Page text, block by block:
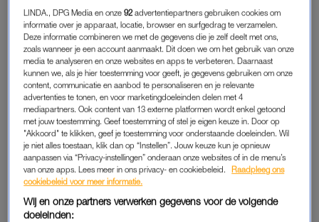
GABY: 'OMA WEET ZEKER DAT M'N
OVERLEDEN OPA DEZE MAN VOOR ME
GEFIXT HEEFT'
HOE DATE IK HET?
Misha: 'Het is oké om de tijd
te nemen om je break-up te
verwerken, zelfs als dat jaren
duurt'
HOE DATE IK HET?
Misha: 'Ik moest zo vaak
huilen na de seks en dit is
waarom'
ADVERTORIAL
Jolanda reisde naar een
afgelegen eiland voor de
kust van Zuid-Australië: 'Wij
kwamen aan, onze koffers
niet'
HOE DATE IK HET?
Julia: ‘Waarom maakt seks op
de eerste date me ineens geen
LINDA., DPG Media en onze92 advertentiepartners gebruiken cookies om
informatie over je apparaat, locatie, browser en surfgedrag te verzamelen.
Deze informatie combineren we met de gegevens die je zelf deelt met ons,
zoals wanneer je een account aanmaakt. Dit doen we om het gebruik van onze
media te analyseren en onze websites en apps te verbeteren. Daarnaast
kunnen we, als je hier toestemming voor geeft, je gegevens gebruiken om onze
content, communicatie en aanbod te personaliseren en je relevante
advertenties te tonen, en voor marketingdoeleinden delen met 4
mediapartners. Ook content van 13 externe platformen wordt enkel getoond
met jouw toestemming. Geef toestemming of stel je eigen keuze in. Door op
"Akkoord" te klikken, geef je toestemming voor onderstaande doeleinden. Wil
je niet alles toestaan, klik dan op “Instellen”. Jouw keuze kun je opnieuw
aanpassen via “Privacy-instellingen” onderaan onze websites of in de menu’s
van onze apps. Lees meer in ons privacy- en cookiebeleid.
Raadpleeg ons
cookiebeleid voor meer informatie.
Wij en onze partners verwerken gegevens voor de volgende
doeleinden: